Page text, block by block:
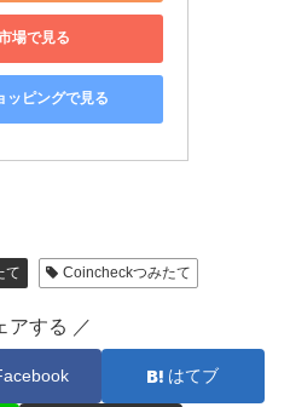
場で見る
ッピングで見る
て Coincheckつみたて
アする ／
はてブ